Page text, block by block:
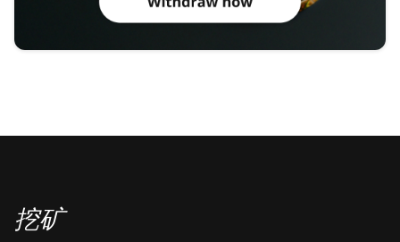
挖矿